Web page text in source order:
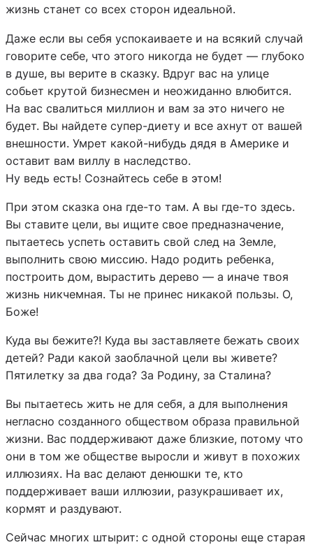
жизнь станет со всех сторон идеальной.
Даже если вы себя успокаиваете и на всякий случай
говорите себе, что этого никогда не будет — глубоко
в душе, вы верите в сказку. Вдруг вас на улице
собьет крутой бизнесмен и неожиданно влюбится.
На вас свалиться миллион и вам за это ничего не
будет. Вы найдете супер-диету и все ахнут от вашей
внешности. Умрет какой-нибудь дядя в Америке и
оставит вам виллу в наследство.
Ну ведь есть! Сознайтесь себе в этом!
При этом сказка она где-то там. А вы где-то здесь.
Вы ставите цели, вы ищите свое предназначение,
пытаетесь успеть оставить свой след на Земле,
выполнить свою миссию. Надо родить ребенка,
построить дом, вырастить дерево — а иначе твоя
жизнь никчемная. Ты не принес никакой пользы. О,
Боже!
Куда вы бежите?! Куда вы заставляете бежать своих
детей? Ради какой заоблачной цели вы живете?
Пятилетку за два года? За Родину, за Сталина?
Вы пытаетесь жить не для себя, а для выполнения
негласно созданного обществом образа правильной
жизни. Вас поддерживают даже близкие, потому что
они в том же обществе выросли и живут в похожих
иллюзиях. На вас делают денюшки те, кто
поддерживает ваши иллюзии, разукрашивает их,
кормят и раздувают.
Сейчас многих штырит: с одной стороны еще старая